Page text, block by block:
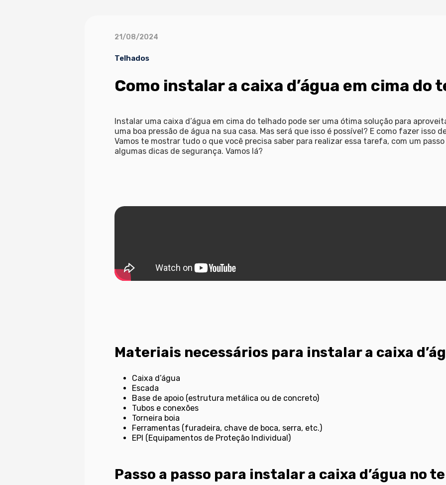
21/08/2024
Telhados
Como instalar a caixa d’água em cima do
Instalar uma caixa d’água em cima do telhado pode ser uma ótima solução para
uma boa pressão de água na sua casa. Mas será que isso é possível? E como fazer isso
Vamos te mostrar tudo o que você precisa saber para realizar essa tarefa, com um
algumas dicas de segurança. Vamos lá?
Materiais necessários para instalar a caixa
Caixa d’água
Escada
Base de apoio (estrutura metálica ou de concreto)
Tubos e conexões
Torneira boia
Ferramentas (furadeira, chave de boca, serra, etc.)
EPI (Equipamentos de Proteção Individual)
Passo a passo para instalar a caixa d’água no